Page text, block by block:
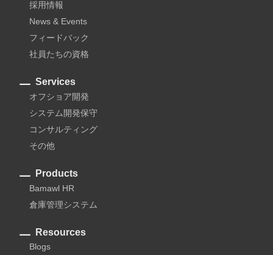
採用情報
News & Events
フィードバック
社員たちの資格
Services
オフショア開発
システム開発保守
コンサルティング
その他
Products
Bamawl HR
倉庫管理システム
Resources
Blogs